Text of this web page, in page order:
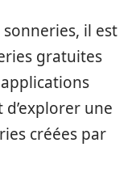
il est
gratuites
une
créées par